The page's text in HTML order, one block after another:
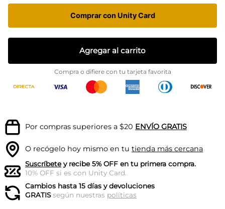
Comprar con Unity Card
Agregar al carrito
Compra o difiere con tu tarjeta favorita
Por compras superiores a $20 ENVÍO GRATIS
O recógelo hoy mismo en tu tienda más cercana
Suscríbetey recibe 5% OFF en tu primera compra.
10% OFF si es con Unity Card.
Cambios hasta 15 días y devoluciones
GRATISsegún nuestras políticas